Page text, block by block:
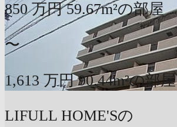
850 万円 59.67m²の部屋
〜
1,613 万円 90.44m²の部屋
LIFULL HOME'Sの